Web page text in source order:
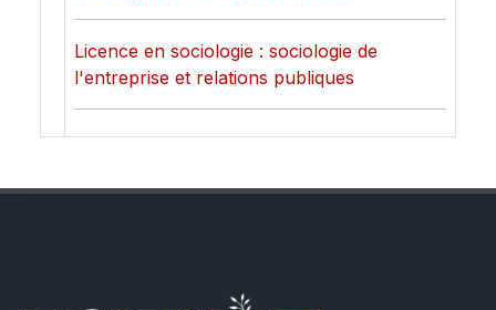
Licence en sociologie : sociologie de
l'entreprise et relations publiques